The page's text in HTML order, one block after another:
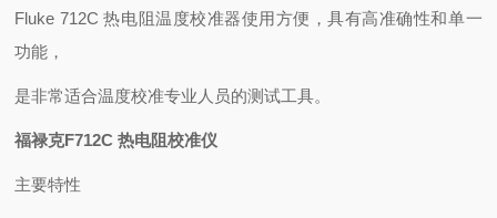
Fluke 712C 热电阻温度校准器使用方便，具有高准确性和单一
功能，
是非常适合温度校准专业人员的测试工具。
福禄克F712C 热电阻校准仪
主要特性